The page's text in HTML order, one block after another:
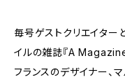
毎号ゲストクリエイター
イルの雑誌『A
フランスのデザイナー、